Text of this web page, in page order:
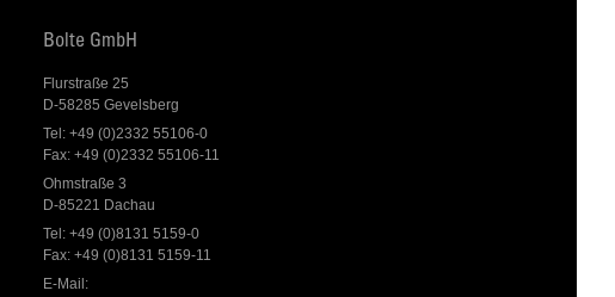
Bolte GmbH
Flurstraße 25
D-58285 Gevelsberg
Tel: +49 (0)2332 55106-0
Fax: +49 (0)2332 55106-11
Ohmstraße 3
D-85221 Dachau
Tel: +49 (0)8131 5159-0
Fax: +49 (0)8131 5159-11
E-Mail: